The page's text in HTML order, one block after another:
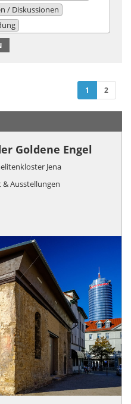
/ Diskussionen
1 (current)
2
Goldene Engel
Jena
& Ausstellungen